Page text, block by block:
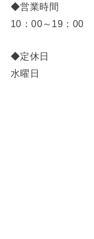
◆営業時間
10：00～19：00
◆定休日
水曜日